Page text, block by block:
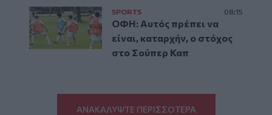
SPORTS 08:15
ΟΦΗ: Αυτός πρέπει να
είναι, καταρχήν, ο στόχος
στο Σούπερ Καπ
ΑΝΑΚΑΛΥΨΤΕ ΠΕΡΙΣΣΟΤΕΡΑ